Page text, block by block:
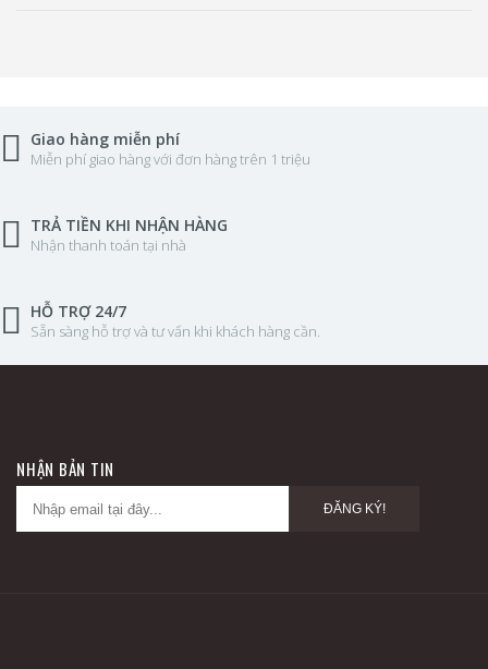
Giao hàng miễn phí
Miễn phí giao hàng với đơn hàng trên 1 triệu
TRẢ TIỀN KHI NHẬN HÀNG
Nhận thanh toán tại nhà
HỖ TRỢ 24/7
Sẵn sàng hỗ trợ và tư vấn khi khách hàng cần.
NHẬN BẢN TIN
ĐĂNG KÝ!